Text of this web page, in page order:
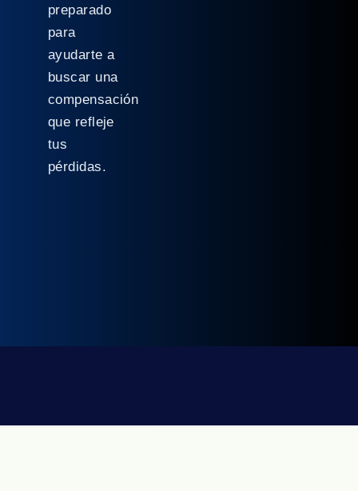
preparado
para
ayudarte a
buscar una
compensación
que refleje
tus
pérdidas.